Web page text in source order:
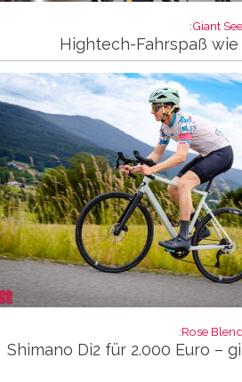
Giant
Hightech-Fahrspaß wie
Rose
Shimano Di2 für 2.000 Euro –